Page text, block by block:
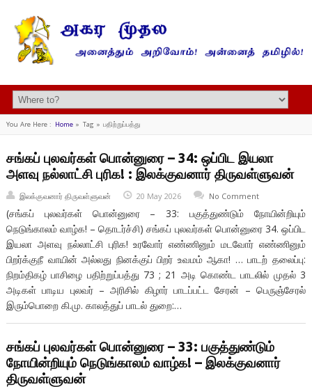
You Are Here : Home» Tag » பதிற்றுப்பத்து
சங்கப் புலவர்கள் பொன்னுரை – 34: ஒப்பிட இயலா
அளவு நல்லாட்சி புரிக! : இலக்குவனார் திருவள்ளுவன்
இலக்குவனார் திருவள்ளுவன் 20 May 2026 No Comment
(சங்கப் புலவர்கள் பொன்னுரை – 33: பகுத்துண்டும் நோயின்றியும்
நெடுங்காலம் வாழ்க! – தொடர்ச்சி) சங்கப் புலவர்கள் பொன்னுரை 34. ஒப்பிட
இயலா அளவு நல்லாட்சி புரிக! உரவோர் எண்ணினும் மடவோர் எண்ணினும்
பிறர்க்குநீ வாயின் அல்லது நினக்குப் பிறர் உவமம் ஆகா! … பாடற் தலைப்பு:
நிறம்திகழ் பாசிழை பதிற்றுப்பத்து 73 ; 21 அடி கொண்ட பாடலில் முதல் 3
அடிகள் பாடிய புலவர் – அரிசில் கிழார் பாடப்பட்ட சேரன் – பெருஞ்சேரல்
இரும்பொறை கி.மு. காலத்துப் பாடல் துறை:…
சங்கப் புலவர்கள் பொன்னுரை – 33: பகுத்துண்டும்
நோயின்றியும் நெடுங்காலம் வாழ்க! – இலக்குவனார்
திருவள்ளுவன்